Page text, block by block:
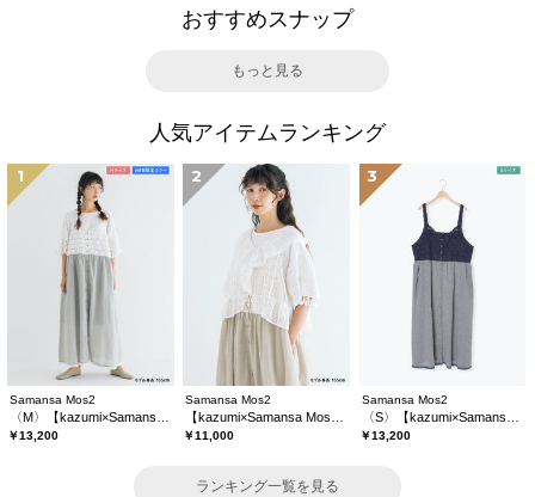
おすすめスナップ
もっと見る
人気アイテムランキング
1
Samansa Mos2
￥13,200
2
Samansa Mos2
￥11,000
3
Samansa Mos2
￥13,200
ランキング一覧を見る